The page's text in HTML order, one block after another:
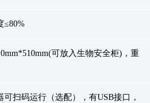
≤80%
可放入生物安全柜)，重
可扫码运行（选配），有USB接口，